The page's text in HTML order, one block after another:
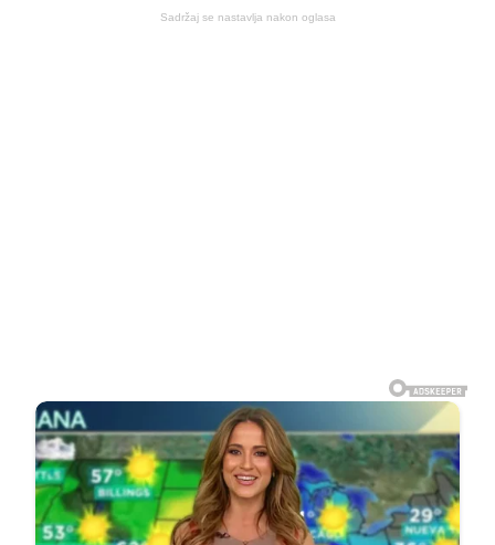
Sadržaj se nastavlja nakon oglasa